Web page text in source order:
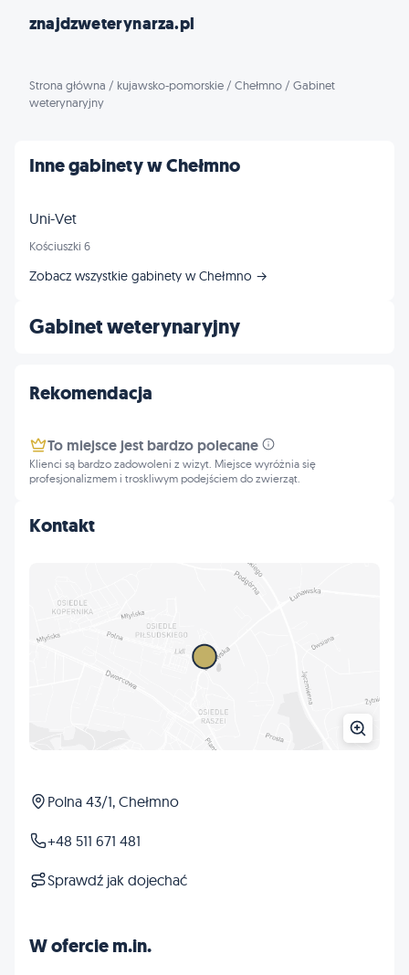
znajdzweterynarza.pl
Strona główna / kujawsko-pomorskie / Chełmno / Gabinet
weterynaryjny
Gabinet weterynaryjny
Kontakt
Polna 43/1, Chełmno
+48 511 671 481
Sprawdź jak dojechać
W ofercie m.in.
Inne gabinety w Chełmno
Uni-Vet
Kościuszki 6
Zobacz wszystkie gabinety w Chełmno →
Rekomendacja
To miejsce jest bardzo polecane
Klienci są bardzo zadowoleni z wizyt. Miejsce wyróżnia się
profesjonalizmem i troskliwym podejściem do zwierząt.